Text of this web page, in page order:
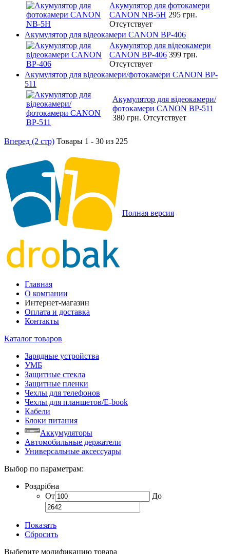
Акумулятор для фотокамери
CANON NB-5H 295 грн.
Отсутствует
Акумулятор для відеокамери CANON BP-406
Акумулятор для відеокамери
CANON BP-406 399 грн.
Отсутствует
Акумулятор для відеокамери/фотокамери CANON BP-
511
Акумулятор для відеокамери/
фотокамери CANON BP-511
380 грн. Отсутствует
Вперед (2 стр) Товары 1 - 30 из 225
Полная версия
Главная
О компании
Интернет-магазин
Оплата и доставка
Контакты
Каталог товаров
Зарядные устройства
УМБ
Защитные стекла
Защитные пленки
Чехлы для телефонов
Чехлы для планшетов/E-book
Кабели
Блоки питания
Аккумуляторы
Автомобильные держатели
Универсальные аксессуары
Выбор по параметрам:
Роздрібна
От
До
Показать
Сбросить
Выберите модификацию товара